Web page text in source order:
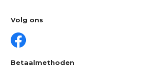
Volg ons
Betaalmethoden